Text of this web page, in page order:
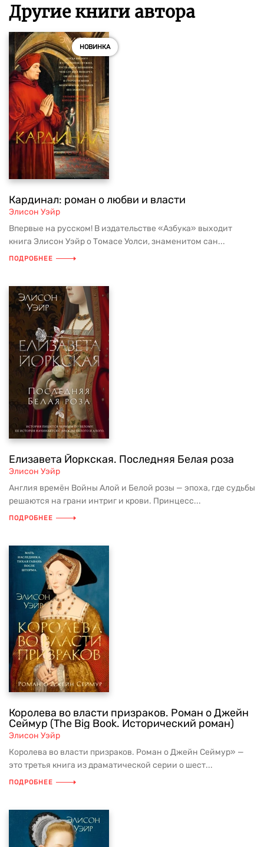
Другие книги автора
НОВИНКА
Кардинал: роман о любви и власти
Элисон Уэйр
Впервые на русском! В издательстве «Азбука» выходит
книга Элисон Уэйр о Томасе Уолси, знаменитом сан...
ПОДРОБНЕЕ
Елизавета Йоркская. Последняя Белая роза
Элисон Уэйр
Англия времён Войны Алой и Белой розы — эпоха, где судьбы
решаются на грани интриг и крови. Принцесс...
ПОДРОБНЕЕ
Королева во власти призраков. Роман о Джейн
Сеймур (The Big Book. Исторический роман)
Элисон Уэйр
Королева во власти призраков. Роман о Джейн Сеймур» —
это третья книга из драматической серии о шест...
ПОДРОБНЕЕ